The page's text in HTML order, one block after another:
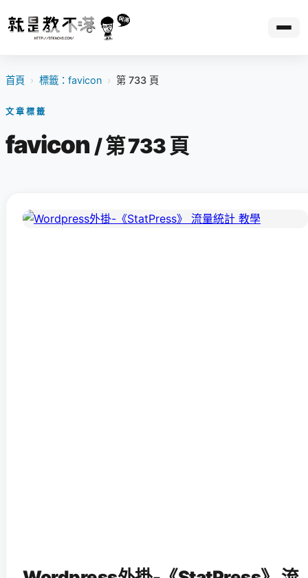
首頁 › 標籤：favicon › 第 733 頁
文章標籤
favicon / 第 733 頁